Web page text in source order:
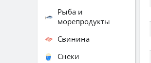
Рыба и
морепродукты
Свинина
Снеки